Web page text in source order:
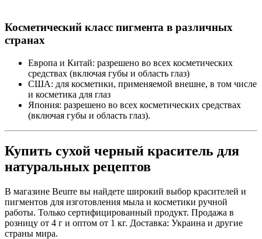
Косметический класс пигмента в различных
странах
Европа и Китай: разрешено во всех косметических
средствах (включая губы и область глаз)
США: для косметики, применяемой внешне, в том числе
и косметика для глаз
Япония: разрешено во всех косметических средствах
(включая губы и область глаз).
Купить сухой черный краситель для
натуральных рецептов
В магазине Beurre вы найдете широкий выбор красителей и
пигментов для изготовления мыла и косметики ручной
работы. Только сертифицированный продукт. Продажа в
розницу от 4 г и оптом от 1 кг. Доставка: Украина и другие
страны мира.